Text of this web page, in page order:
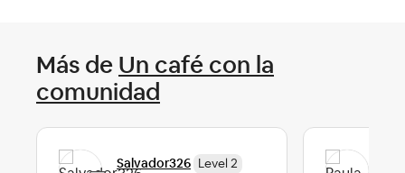
Más de Un café con la
comunidad
Salvador326 Level 2